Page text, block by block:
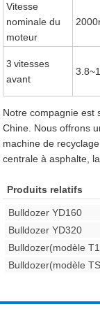
Vitesse
nominale du
moteur
3 vitesses
avant
Notre compagnie est
Chine. Nous offrons
machine de
centrale à asphalte,
Produits relatifs
Bulldozer YD160
Bulldozer YD320
Bulldozer(modèle
Bulldozer(modèle